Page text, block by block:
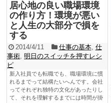
居心地の良い職場環境
の作り方！環境が悪い
と人生の大部分で損を
する
2014/4/11 仕事の基本, 仕
事術, 明日のスイッチを押すレシ
ピ
新入社員でも転職でも、職場環境に慣
れるまでって結構たいへんです。会社
ってそれぞれ独特の文化があったりし
て、それを理解するまでには時間が掛